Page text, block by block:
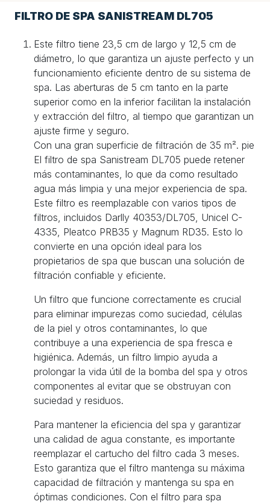
FILTRO DE SPA SANISTREAM DL705
Este filtro tiene 23,5 cm de largo y 12,5 cm de
diámetro, lo que garantiza un ajuste perfecto y un
funcionamiento eficiente dentro de su sistema de
spa. Las aberturas de 5 cm tanto en la parte
superior como en la inferior facilitan la instalación
y extracción del filtro, al tiempo que garantizan un
ajuste firme y seguro.
Con una gran superficie de filtración de 35 m². pie
El filtro de spa Sanistream DL705 puede retener
más contaminantes, lo que da como resultado
agua más limpia y una mejor experiencia de spa.
Este filtro es reemplazable con varios tipos de
filtros, incluidos Darlly 40353/DL705, Unicel C-
4335, Pleatco PRB35 y Magnum RD35. Esto lo
convierte en una opción ideal para los
propietarios de spa que buscan una solución de
filtración confiable y eficiente.
Un filtro que funcione correctamente es crucial
para eliminar impurezas como suciedad, células
de la piel y otros contaminantes, lo que
contribuye a una experiencia de spa fresca e
higiénica. Además, un filtro limpio ayuda a
prolongar la vida útil de la bomba del spa y otros
componentes al evitar que se obstruyan con
suciedad y residuos.
Para mantener la eficiencia del spa y garantizar
una calidad de agua constante, es importante
reemplazar el cartucho del filtro cada 3 meses.
Esto garantiza que el filtro mantenga su máxima
capacidad de filtración y mantenga su spa en
óptimas condiciones. Con el filtro para spa